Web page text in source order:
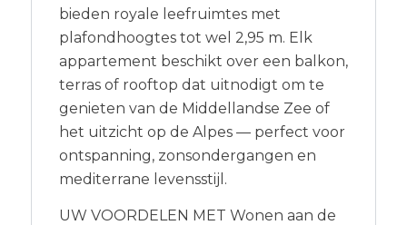
bieden royale leefruimtes met
plafondhoogtes tot wel 2,95 m. Elk
appartement beschikt over een balkon,
terras of rooftop dat uitnodigt om te
genieten van de Middellandse Zee of
het uitzicht op de Alpes — perfect voor
ontspanning, zonsondergangen en
mediterrane levensstijl.
UW VOORDELEN MET Wonen aan de